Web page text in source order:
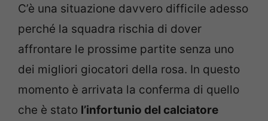
C’è una situazione davvero difficile adesso
perché la squadra rischia di dover
affrontare le prossime partite senza uno
dei migliori giocatori della rosa. In questo
momento è arrivata la conferma di quello
che è stato l’infortunio del calciatore